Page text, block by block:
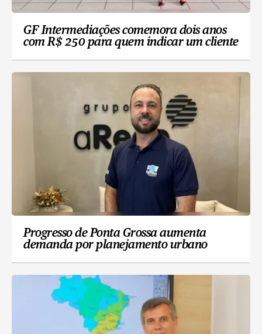
GF Intermediações comemora dois anos
com R$ 250 para quem indicar um cliente
Progresso de Ponta Grossa aumenta
demanda por planejamento urbano